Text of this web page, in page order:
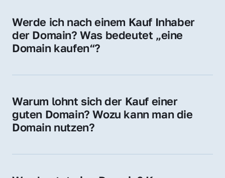
Werde ich nach einem Kauf Inhaber
der Domain? Was bedeutet „eine
Domain kaufen“?
Sie erhalten alle Rechte zur Nutzung,
Domain.
Warum lohnt sich der Kauf einer
guten Domain? Wozu kann man die
Domain nutzen?
Vertrauen und Markenwert. Nutzen Sie sie